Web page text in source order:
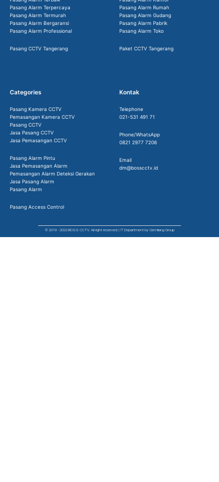
Pasang Alarm Terpercaya
Pasang Alarm Termurah
Pasang Alarm Bergaransi
Pasang Alarm Professional
Pasang CCTV Tangerang
Pasang Alarm Rumah
Pasang Alarm Gudang
Pasang Alarm Pabrik
Pasang Alarm Toko
Paket CCTV Tangerang
Categories
Pasang Kamera CCTV
Pemasangan Kamera CCTV
Pasang CCTV
Jasa Pasang CCTV
Jasa Pemasangan CCTV
Pasang Alarm Pintu
Jasa Pemasangan Alarm
Pemasangan Alarm Deteksi Gerakan
Jasa Pasang Alarm
Pasang Alarm
Pasang Access Control
Kontak
Telephone
021-531 491 71
Phone/WhatsApp
0821 2977 7206
Email
dm@bosscctv.id
© 2019 - 2023 BOSS CCTV. All right reserved | IT Department by Gemilang Group